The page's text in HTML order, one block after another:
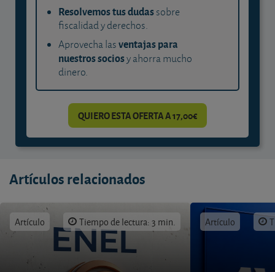
Resolvemos tus dudassobre
fiscalidad y derechos.
Aprovecha lasventajas para
nuestros sociosy ahorra mucho
dinero.
QUIERO ESTA OFERTA A 17,00€
Artículos relacionados
Artículo Tiempo de lectura: 3 min. Artículo